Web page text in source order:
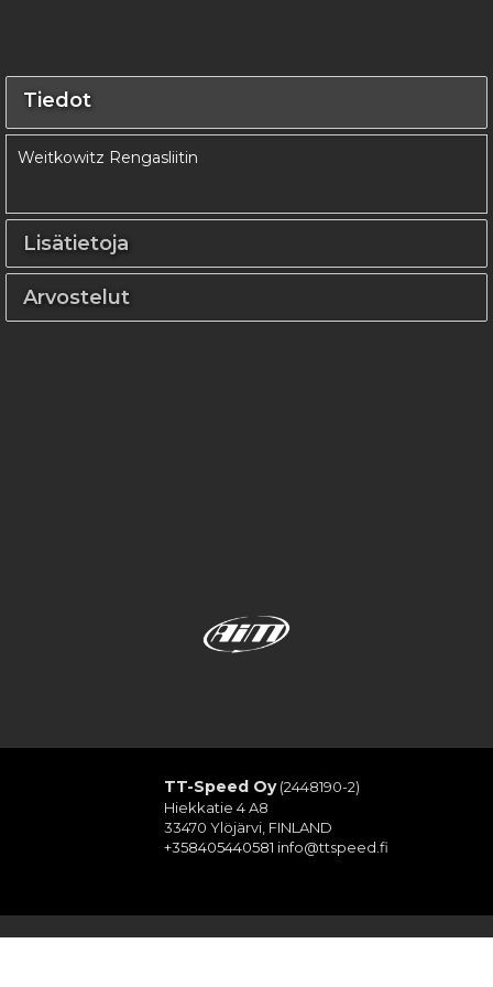
Tiedot
Weitkowitz Rengasliitin
Lisätietoja
Arvostelut
TT-Speed Oy(2448190-2)
Hiekkatie 4 A8
33470 Ylöjärvi, FINLAND
+358405440581 info@ttspeed.fi